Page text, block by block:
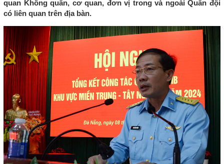
quan Không quân, cơ quan, đơn vị trong và ngoài Quân đội
có liên quan trên địa bàn.